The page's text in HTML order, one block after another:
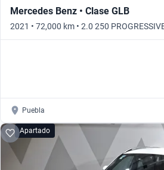
Mercedes Benz • Clase GLB
2021 • 72,000 km • 2.0 250
Automático
Puebla
Apartado